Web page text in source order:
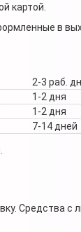
картой.
в
2-3 раб.
1-2 дня
1-2 дня
7-14 дней
Средства с